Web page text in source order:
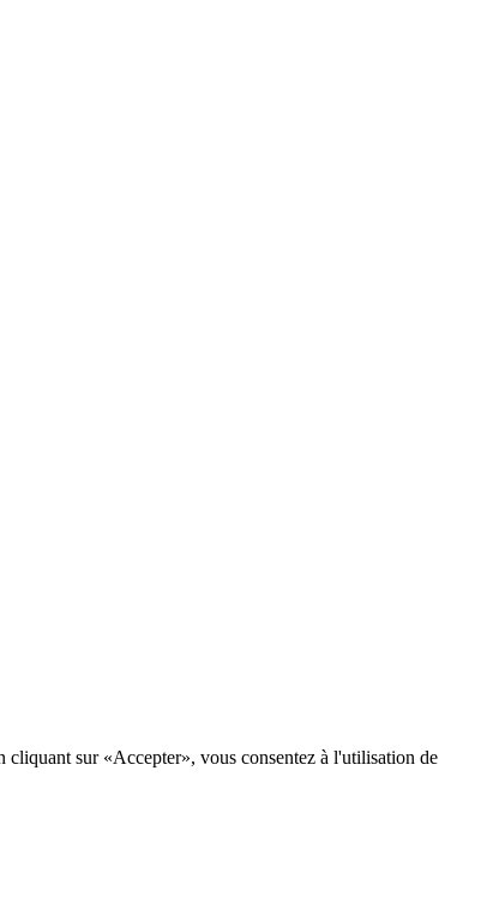
cliquant sur «Accepter», vous consentez à l'utilisation de